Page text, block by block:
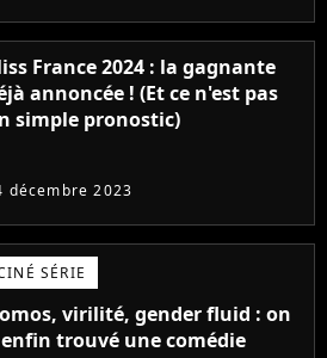
France 2024 : la gagnante
annoncée ! (Et ce n'est pas
simple pronostic)
décembre 2023
SÉRIE
virilité, gender fluid : on
trouvé une comédie